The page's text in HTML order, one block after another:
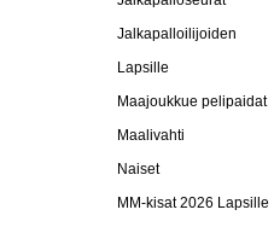
Jalkapalloilijoiden
Lapsille
Maajoukkue pelipaidat
Maalivahti
Naiset
MM-kisat 2026 Lapsille